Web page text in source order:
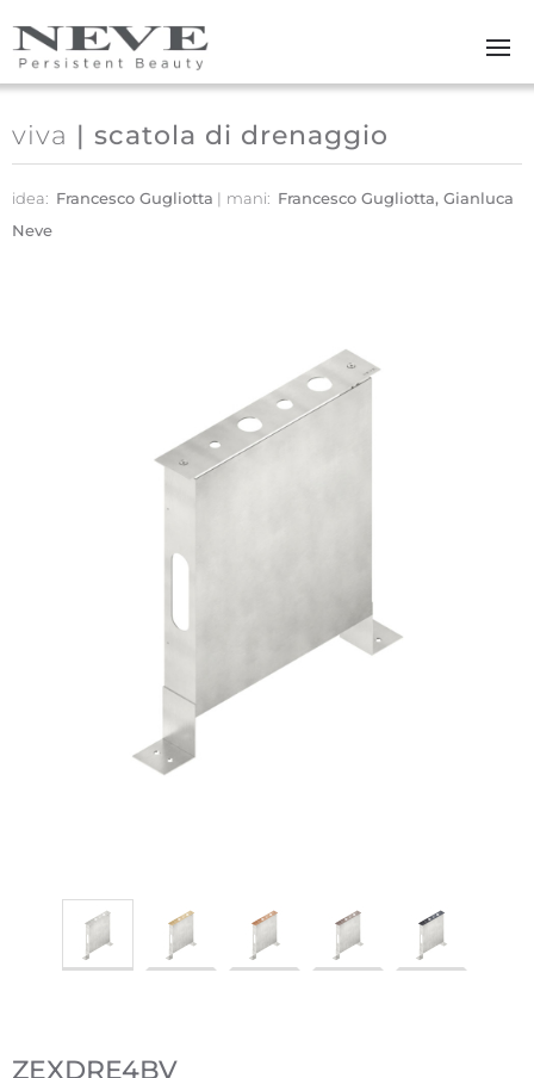
Skip to main content
viva | scatola di drenaggio
idea: Francesco Gugliotta mani: Francesco Gugliotta, Gianluca
Neve
ZEXDRE4BV